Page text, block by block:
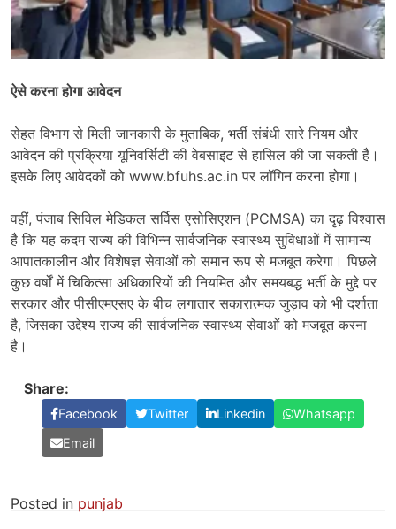
ऐसे करना होगा आवेदन
सेहत विभाग से मिली जानकारी के मुताबिक, भर्ती संबंधी सारे नियम और
आवेदन की प्रक्रिया यूनिवर्सिटी की वेबसाइट से हासिल की जा सकती है।
इसके लिए आवेदकों को www.bfuhs.ac.in पर लॉगिन करना होगा।
वहीं, पंजाब सिविल मेडिकल सर्विस एसोसिएशन (PCMSA) का दृढ़ विश्वास
है कि यह कदम राज्य की विभिन्न सार्वजनिक स्वास्थ्य सुविधाओं में सामान्य
आपातकालीन और विशेषज्ञ सेवाओं को समान रूप से मजबूत करेगा। पिछले
कुछ वर्षों में चिकित्सा अधिकारियों की नियमित और समयबद्ध भर्ती के मुद्दे पर
सरकार और पीसीएमएसए के बीच लगातार सकारात्मक जुड़ाव को भी दर्शाता
है, जिसका उद्देश्य राज्य की सार्वजनिक स्वास्थ्य सेवाओं को मजबूत करना
है।
Share:
Facebook Twitter Linkedin
Whatsapp
Email
Posted in punjab